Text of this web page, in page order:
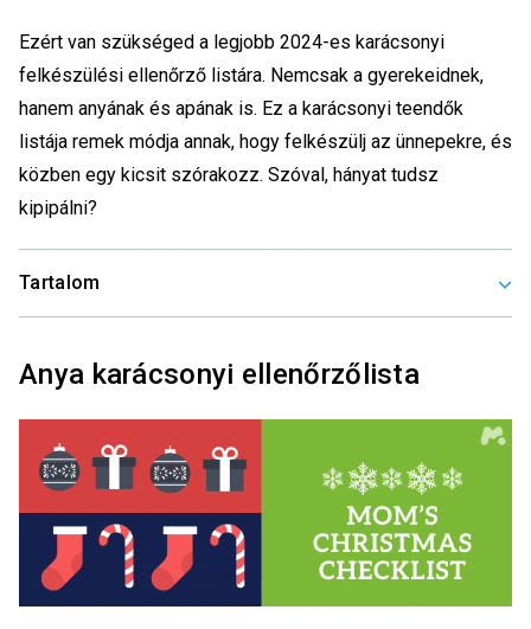
Ezért van szükséged a legjobb 2024-es karácsonyi
felkészülési ellenőrző listára. Nemcsak a gyerekeidnek,
hanem anyának és apának is. Ez a karácsonyi teendők
listája remek módja annak, hogy felkészülj az ünnepekre, és
közben egy kicsit szórakozz. Szóval, hányat tudsz
kipipálni?
Tartalom
Anya karácsonyi ellenőrzőlista